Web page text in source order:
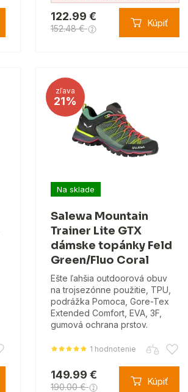
122.99 €
152.48 € Kúpiť
zľava
21%
Na sklade
Salewa Mountain
Trainer Lite GTX
dámske topánky Feld
Green/Fluo Coral
Ešte ľahšia outdoorová obuv
na trojsezónne použitie, TPU,
podrážka Pomoca, Gore-Tex
Extended Comfort, EVA, 3F,
gumová ochrana prstov.
1 hodnotenie
149.99 €
190.00 € Kúpiť